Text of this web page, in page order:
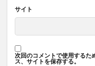
サイト
次回のコメントで使用するた
ス、サイトを保存する。